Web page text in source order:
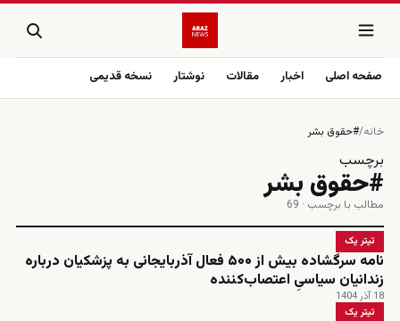
صفحه اصلی اخبار مقالات نوشتار نسخه قدیمی
خانه/#حقوق بشر
برچسب
#حقوق بشر
مطالب با برچسب · 69
تیتر یک
نامه سرگشاده بیش از ۵۰۰ فعال آذربایجانی به پزشکیان درباره
زندانیان سیاسیِ اعتصاب‌کننده
18 آذر 1404
تیتر یک